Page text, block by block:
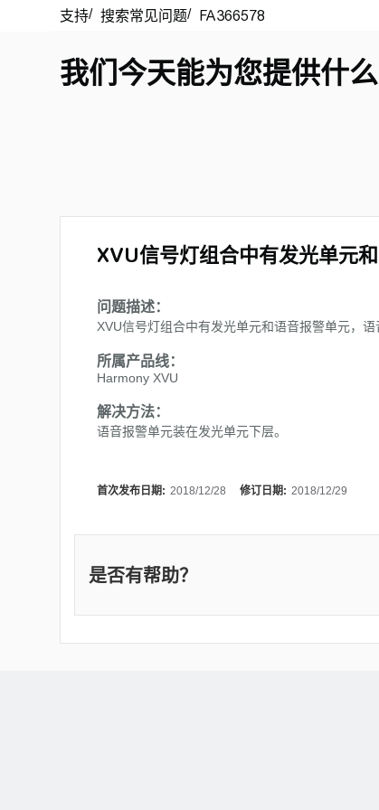
我们今天能为您提供什么
XVU信号灯组合中有发光单元
问题描述：
XVU信号灯组合中有发光单元和语音报警单元，语
所属产品线：
Harmony XVU
解决方法：
语音报警单元装在发光单元下层。
首次发布日期: 2018/12/28 修订日期: 2018/12/29
是否有帮助？